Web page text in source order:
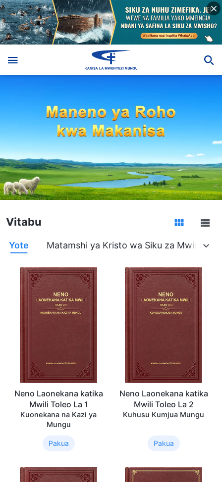
Vitabu
Yote Matamshi ya Kristo wa Siku za Mwisho
Neno Laonekana katika
Mwili Toleo La 1
Kuonekana na Kazi ya
Mungu
Pakua
Neno Laonekana katika
Mwili Toleo La 2
Kuhusu Kumjua Mungu
Pakua